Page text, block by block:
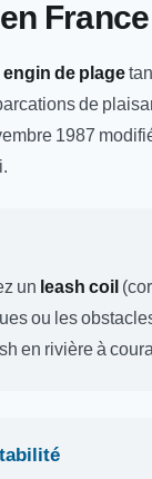
France
engin de plage
de
1987
un leash coil
ou les
en rivière à